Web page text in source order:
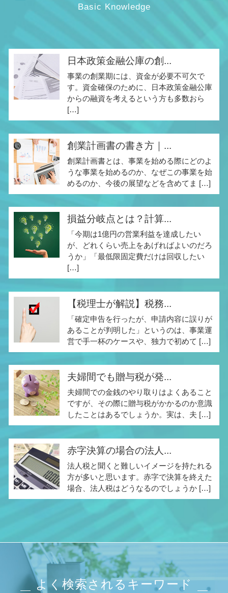
Basic Knowledge
日本政策金融公庫の創...
事業の創業期には、資金が必要不可欠で
す。資金確保のために、日本政策金融公庫
からの融資を考えるという方も多数おら
[…]
創業計画書の書き方｜...
創業計画書とは、事業を始める際にどのよ
うな事業を始めるのか、なぜこの事業を始
めるのか、今後の展望などを含めてま […]
損益分岐点とは？計算...
「今期は1億円の営業利益を達成したい
が、どれくらい売上をあげればよいのだろ
うか」「最低限固定費だけは回収したい
[…]
【税理士が解説】税務...
「確定申告を行ったが、申請内容に誤りが
あることが判明した」というのは、事業運
営で手一杯のケースや、独力で初めて […]
夫婦間でも贈与税が発...
夫婦間での金銭のやり取りはよくあること
ですが、その際に贈与税がかかるのか意識
したことはあるでしょうか。実は、夫 […]
赤字決算の場合の法人...
法人税と聞くと難しいイメージを持たれる
方が多いと思います。赤字で決算を終えた
場合、法人税はどうなるのでしょうか […]
よく検索されるキーワード